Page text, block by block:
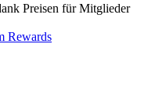
Preisen für Mitglieder
Rewards